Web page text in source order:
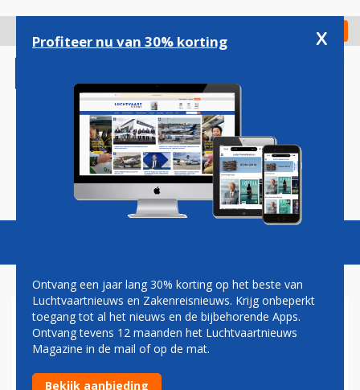
gaan
Check in
Magazine Podcasts Vacatures
SCHIPHOL VERWELKOMT
NIEUWE SPELER OP ROUTE
NAAR TEL AVIV
Profiteer nu van 30% korting x
Ontvang een jaar lang 30% korting op het beste van
Luchtvaartnieuws en Zakenreisnieuws. Krijg onbeperkt
toegang tot al het nieuws en de bijbehorende Apps.
Ontvang tevens 12 maanden het Luchtvaartnieuws
Magazine in de mail of op de mat.
Bekijk aanbieding